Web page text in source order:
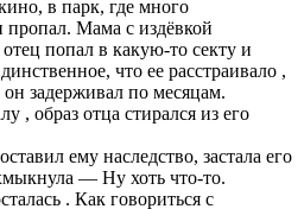
в парк, где много
пропал. Мама с издёвкой
попал в какую-то ceктy и
что ее расстраивало ,
задерживал по месяцам.
, образ отца стирался из его
ему наследство, застала его
— Ну хоть что-то.
. Как говориться с